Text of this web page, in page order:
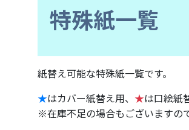
特殊紙一覧
紙替え可能な特殊紙一覧です。
★はカバー紙替え用、 ★は口絵紙
※在庫不足の場合もございますの